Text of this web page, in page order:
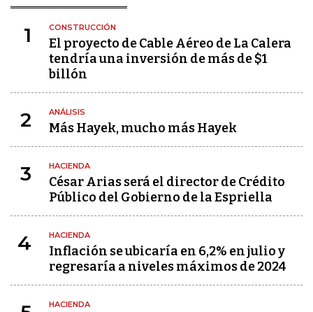
1 CONSTRUCCIÓN
El proyecto de Cable Aéreo de La Calera
tendría una inversión de más de $1
billón
2 ANÁLISIS
Más Hayek, mucho más Hayek
3 HACIENDA
César Arias será el director de Crédito
Público del Gobierno de la Espriella
4 HACIENDA
Inflación se ubicaría en 6,2% en julio y
regresaría a niveles máximos de 2024
HACIENDA